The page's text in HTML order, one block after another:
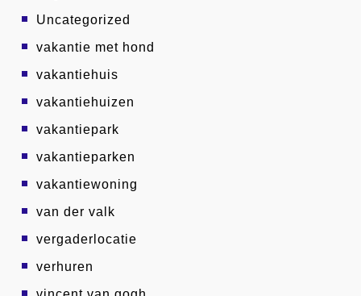
Uncategorized
vakantie met hond
vakantiehuis
vakantiehuizen
vakantiepark
vakantieparken
vakantiewoning
van der valk
vergaderlocatie
verhuren